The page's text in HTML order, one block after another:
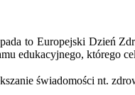
to Europejski Dzień
edukacyjnego, którego
świadomości nt.